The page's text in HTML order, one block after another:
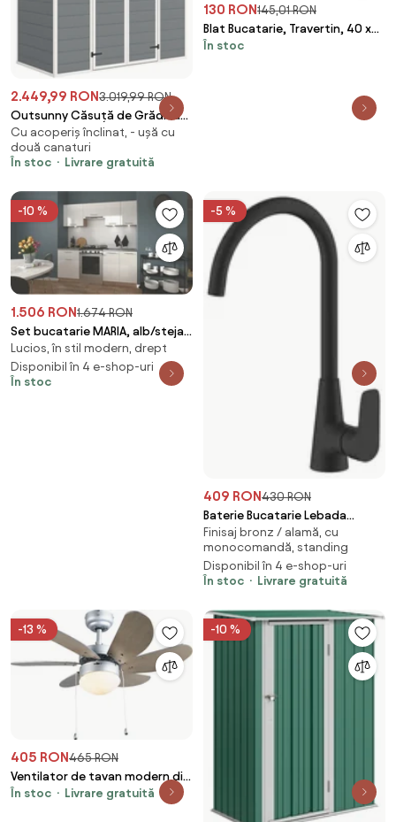
2.449,99 RON3.019,99 RON
Outsunny Căsuță de Grădina
pentru Unelte cu Podea, 2 Uși,
Încuietoare și Acoperiș Înclinat,
238x125x183 cm, Gri | Aosom
Cu acoperiș înclinat, - ușă cu
două canaturi
În stoc
Livrare gratuită
130 RON145,01 RON
Blat Bucatarie, Travertin, 40 x
60 cm
În stoc
-10 %
1.506 RON1.674 RON
Set bucatarie MARIA, alb/stejar
sonoma/alb lucios, 200 cm
Lucios, în stil modern, drept
Disponibil în 4 e-shop-uri
În stoc
-5 %
409 RON430 RON
Baterie Bucatarie Lebada
Sanobi BLACK, pipa inalta,
Negru, cartus ceramic D 35 mm
Finisaj bronz / alamă, cu
monocomandă, standing
Disponibil în 4 e-shop-uri
În stoc
Livrare gratuită
-13 %
405 RON465 RON
Ventilator de tavan modern din
oțel cu imprimeu de lemn 80cm
În stoc Livrare gratuită
-10 %